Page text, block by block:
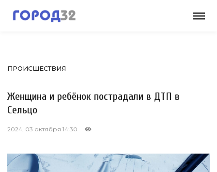
ПРОИСШЕСТВИЯ
Женщина и ребёнок пострадали в ДТП в
Сельцо
2024, 03 октября 14:30